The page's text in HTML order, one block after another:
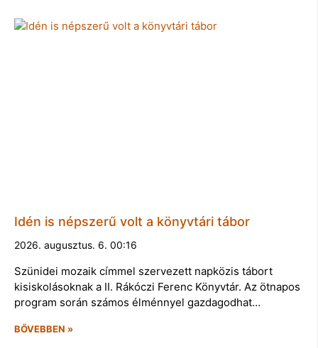
Idén is népszerű volt a könyvtári tábor
2026. augusztus. 6. 00:16
Szünidei mozaik címmel szervezett napközis tábort
kisiskolásoknak a II. Rákóczi Ferenc Könyvtár. Az ötnapos
program során számos élménnyel gazdagodhat…
BŐVEBBEN »